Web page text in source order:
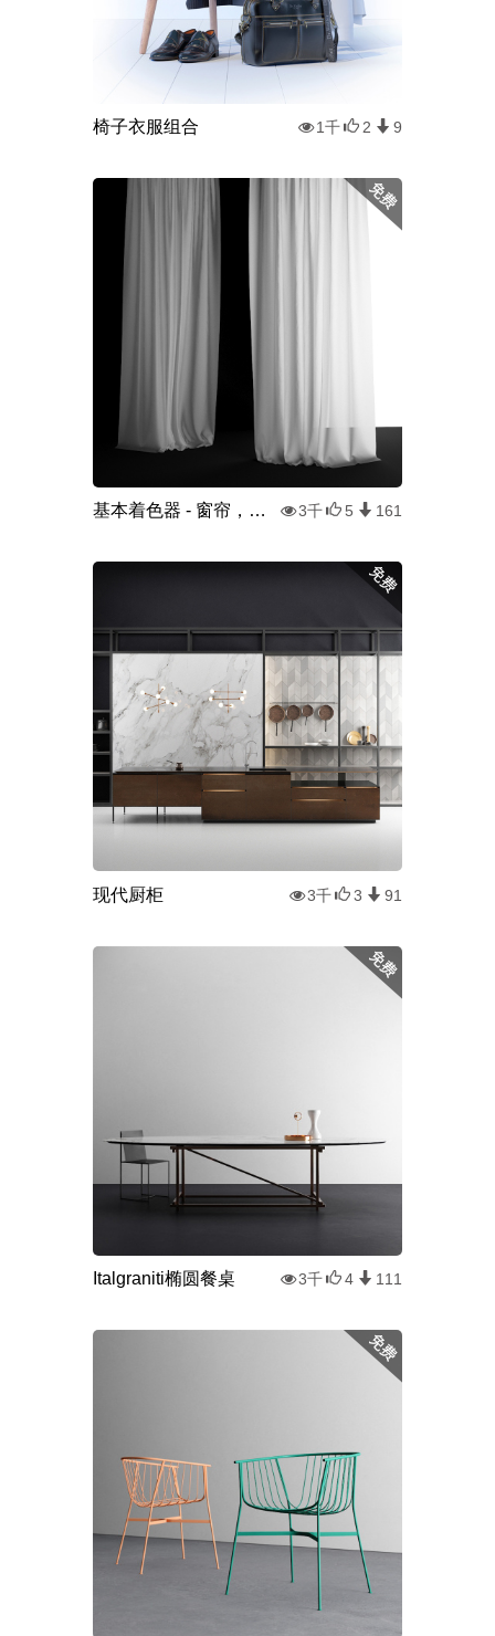
椅子衣服组合 1千 2 9
基本着色器 - 窗帘，半透明 3千 5 161
现代厨柜 3千 3 91
Italgraniti椭圆餐桌 3千 4 111